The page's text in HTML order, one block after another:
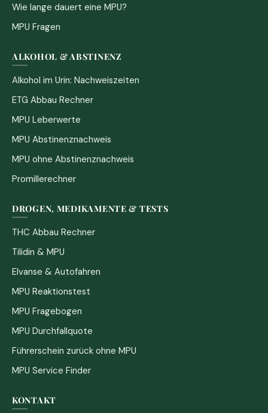
Wie lange dauert eine MPU?
MPU Fragen
ALKOHOL & ABSTINENZ
Alkohol im Urin: Nachweiszeiten
ETG Abbau Rechner
MPU Leberwerte
MPU Abstinenznachweis
MPU ohne Abstinenznachweis
Promillerechner
DROGEN, MEDIKAMENTE & TESTS
THC Abbau Rechner
Tilidin & MPU
Elvanse & Autofahren
MPU Reaktionstest
MPU Fragebogen
MPU Durchfallquote
Führerschein zurück ohne MPU
MPU Service Finder
KONTAKT